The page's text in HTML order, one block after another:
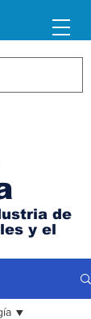
de
y el